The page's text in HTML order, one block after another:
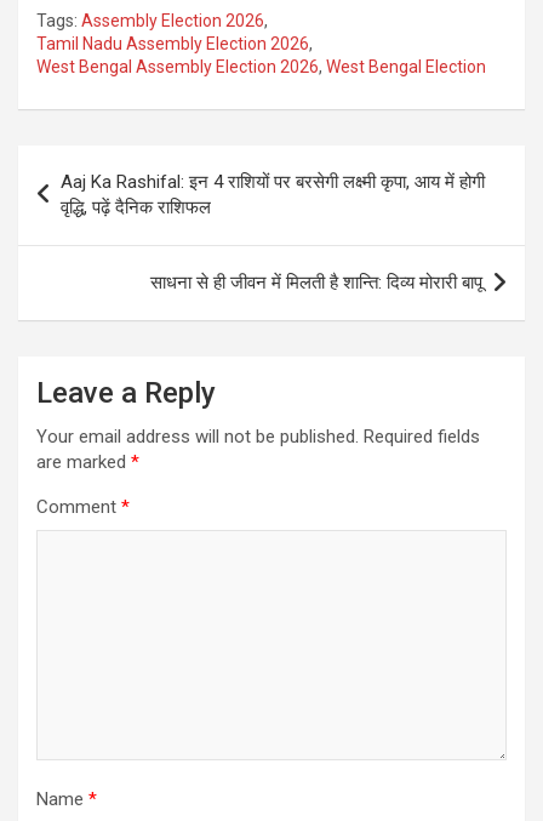
Tags: Assembly Election 2026,
Tamil Nadu Assembly Election 2026,
West Bengal Assembly Election 2026, West Bengal Election
navigation
Aaj Ka Rashifal: इन 4 राशियों पर बरसेगी लक्ष्मी कृपा, आय में होगी
वृद्धि, पढ़ें दैनिक राशिफल
साधना से ही जीवन में मिलती है शान्ति: दिव्‍य मोरारी बापू
Leave a Reply
Your email address will not be published. Required fields
are marked *
Comment *
Name *